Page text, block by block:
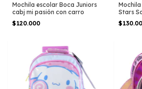
Mochila escolar Boca Juniors
cabj mi pasión con carro
$120.000
Stars
carro